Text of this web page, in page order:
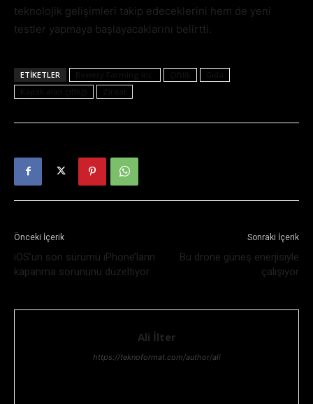
teknolojik gelişimleri takip edeceklerini hem de yeni
testler yapmaya başlayacaklarını belirtti.
ETIKETLER
Önceki İçerik
iOS’un son sürümü iPhone’ların
kapanma sorununu düzeltiyor
Sonraki İçerik
Bu drone güneş enerjisiyle
çalışıyor
Ali İlter
https://teknoformat.com/author/ali